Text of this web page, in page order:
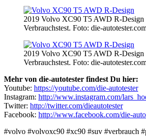
2019 Volvo XC90 T5 AWD R-Design
Verbrauchstest. Foto: die-
2019 Volvo XC90 T5 AWD R-Design
Verbrauchstest. Foto: die-
Mehr von die-autotester findest Du hier:
Youtube: https://youtube.com/die-autotester
Instagram: http://www.instagram.com/
Twitter: http://twitter.com/dieautotester
Facebook: http://www.facebook.com/die-
#volvo #volvoxc90 #xc90 #suv #verbrauch